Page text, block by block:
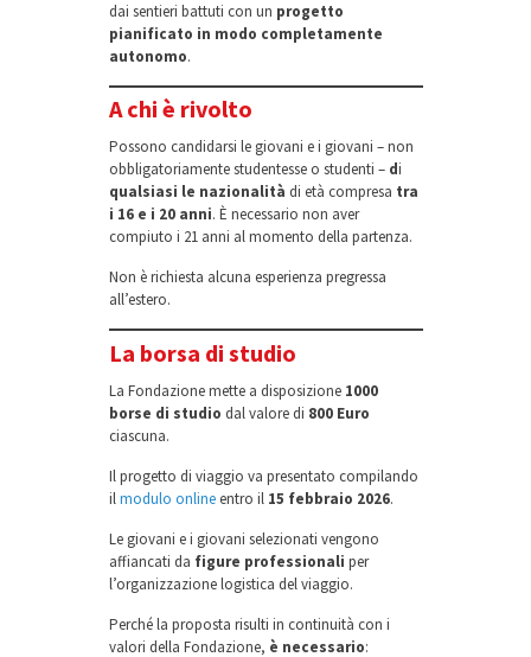
dai sentieri battuti con un progetto
pianificato in modo completamente
autonomo.
A chi è rivolto
Possono candidarsi le giovani e i giovani – non
obbligatoriamente studentesse o studenti – di
qualsiasi le nazionalità di età compresa tra
i 16 e i 20 anni. È necessario non aver
compiuto i 21 anni al momento della partenza.
Non è richiesta alcuna esperienza pregressa
all’estero.
La borsa di studio
La Fondazione mette a disposizione 1000
borse di studio dal valore di 800 Euro
ciascuna.
Il progetto di viaggio va presentato compilando
ilmodulo onlineentro il 15 febbraio 2026.
Le giovani e i giovani selezionati vengono
affiancati da figure professionali per
l’organizzazione logistica del viaggio.
Perché la proposta risulti in continuità con i
valori della Fondazione, è necessario: